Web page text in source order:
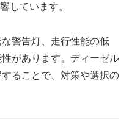
しています。
警告灯、走行性能の低
があります。ディーゼル
ることで、対策や選択の